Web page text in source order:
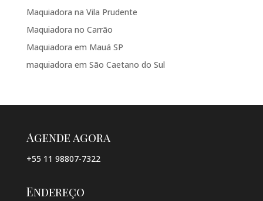
Maquiadora na Vila Prudente
Maquiadora no Carrão
Maquiadora em Mauá SP
maquiadora em São Caetano do Sul
Agende agora
+55 11 98807-7322
Endereço